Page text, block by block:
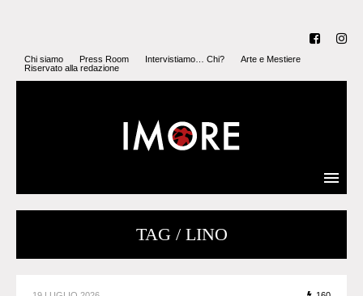
Chi siamo Press Room Intervistiamo… Chi?
Arte e Mestiere
Riservato alla redazione
TAG / LINO